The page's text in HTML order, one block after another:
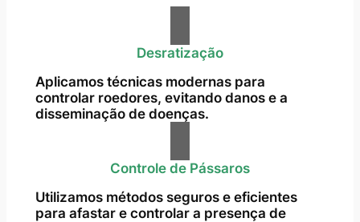
Desratização
Aplicamos técnicas modernas para
controlar roedores, evitando danos e a
disseminação de doenças.
Controle de Pássaros
Utilizamos métodos seguros e eficientes
para afastar e controlar a presença de